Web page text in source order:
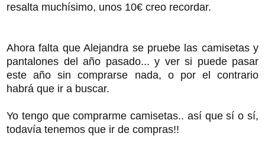
resalta muchísimo, unos 10€ creo recordar.
Ahora falta que Alejandra se pruebe las camisetas y
pantalones del año pasado... y ver si puede pasar
este año sin comprarse nada, o por el contrario
habrá que ir a buscar.
Yo tengo que comprarme camisetas.. así que sí o sí,
todavía tenemos que ir de compras!!